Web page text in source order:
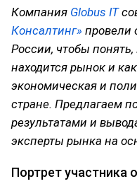
Компания Globus IT
Консалтинг» провели
России, чтобы
находится рынок и
экономическая и
стране. Предлагаем
результатами и
эксперты рынка на
Портрет участника